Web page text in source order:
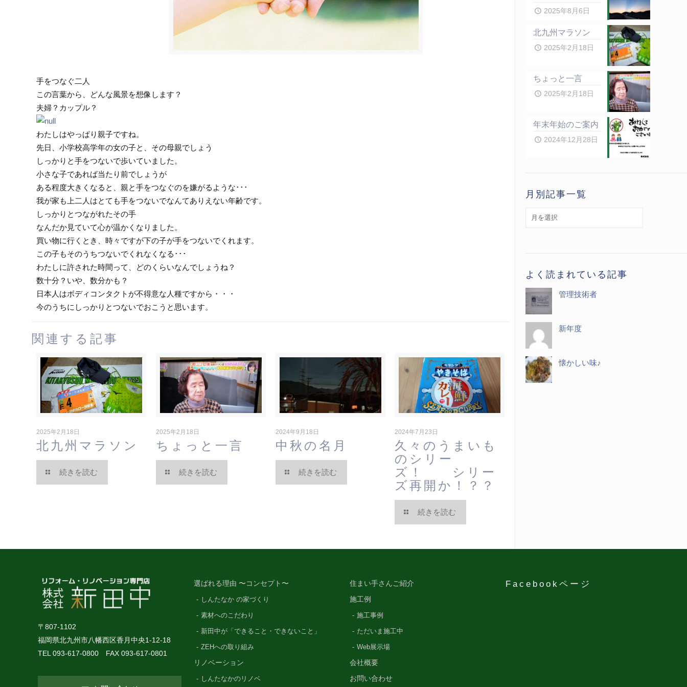
手をつなぐ二人
この言葉から、どんな風景を想像します？
夫婦？カップル？
わたしはやっぱり親子ですね。
先日、小学校高学年の女の子と、その母親でしょう
しっかりと手をつないで歩いていました。
小さな子であれば当たり前でしょうが
ある程度大きくなると、親と手をつなぐのを嫌がるような･･･
我が家も上二人はとても手をつないでなんてありえない年齢です。
しっかりとつながれたその手
なんだか見ていて心が温かくなりました。
買い物に行くとき、時々ですが下の子が手をつないでくれます。
この子もそのうちつないでくれなくなる･･･
わたしに許された時間って、どのくらいなんでしょうね？
数十分？いや、数分かも？
日本人はボディコンタクトが不得意な人種ですから・・・
今のうちにしっかりとつないでおこうと思います。
関連する記事
2025年2月18日
北九州マラソン
続きを読む
2025年2月18日
ちょっと一言
続きを読む
2024年9月18日
中秋の名月
続きを読む
2024年7月23日
久々のうまいも
のシリー
ズ！ シリー
ズ再開か！？？
続きを読む
2025年8月6日
北九州マラソン
2025年2月18日
ちょっと一言
2025年2月18日
年末年始のご案内
2024年12月28日
月別記事一覧
覧
よく読まれている記事
管理技術者
新年度
懐かしい味♪
〒807-1102
福岡県北九州市八幡西区香月中央1-12-18
TEL 093-617-0800 FAX 093-617-0801
選ばれる理由 〜コンセプト〜
しんたなか の家づくり
素材へのこだわり
新田中が「できること・できないこと」
ZEHへの取り組み
リノベーション
しんたなかのリノベ
住まい手さんご紹介
施工例
施工事例
ただいま施工中
Web展示場
会社概要
お問い合わせ
Facebookページ